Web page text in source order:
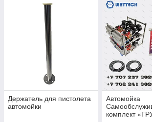
Держатель для пистолета
автомойки
Автомойка
комплект